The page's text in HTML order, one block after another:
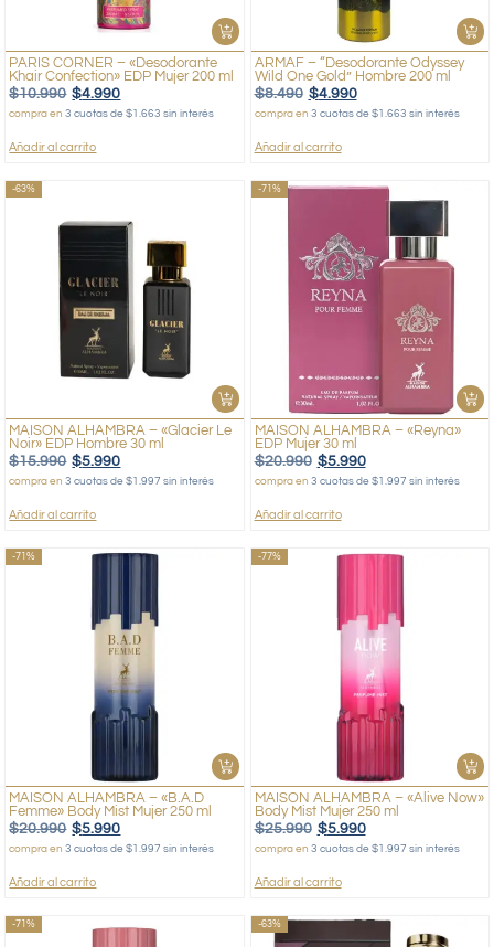
PARIS CORNER – «Desodorante
Khair Confection» EDP Mujer 200 ml
$10.990 $4.990
compra en3 cuotas de $1.663 sin interés
Añadir al carrito
ARMAF – “Desodorante Odyssey
Wild One Gold” Hombre 200 ml
$8.490 $4.990
compra en 3 cuotas de $1.663 sin interés
Añadir al carrito
-63%
MAISON ALHAMBRA – «Glacier Le
Noir» EDP Hombre 30 ml
$15.990 $5.990
compra en3 cuotas de $1.997 sin interés
Añadir al carrito
-71%
MAISON ALHAMBRA – «Reyna»
EDP Mujer 30 ml
$20.990 $5.990
compra en 3 cuotas de $1.997 sin interés
Añadir al carrito
-71%
MAISON ALHAMBRA – «B.A.D
Femme» Body Mist Mujer 250 ml
$20.990 $5.990
compra en3 cuotas de $1.997 sin interés
Añadir al carrito
-77%
MAISON ALHAMBRA – «Alive Now»
Body Mist Mujer 250 ml
$25.990 $5.990
compra en 3 cuotas de $1.997 sin interés
Añadir al carrito
-71% -63%